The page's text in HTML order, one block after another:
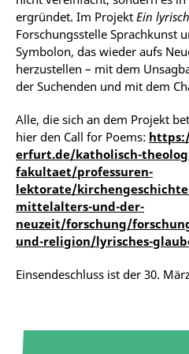
ergründet. Im Projekt Ein
Forschungsstelle Sprachkunst
Symbolon, das wieder aufs
herzustellen – mit dem
der Suchenden und mit dem
Alle, die sich an dem Projekt
hier den Call for Poems:
erfurt.de/katholisch-
fakultaet/professuren-
lektorate/
mittelalters-und-der-
neuzeit/forschung/
und-religion/lyrisches-
Einsendeschluss ist der 30.